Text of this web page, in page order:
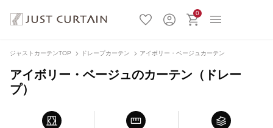
0
ジャストカーテンTOP ドレープカーテン アイボリー・ベージュカーテン
アイボリー・ベージュのカーテン（ドレー
プ）